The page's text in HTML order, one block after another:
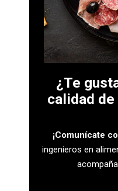
¿Te
calidad
¡Comunícate
ingenieros en